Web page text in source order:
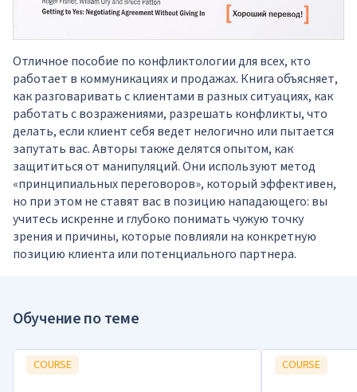
Отличное пособие по конфликтологии для всех, кто
работает в коммуникациях и продажах. Книга объясняет,
как разговаривать с клиентами в разных ситуациях, как
работать с возражениями, разрешать конфликты, что
делать, если клиент себя ведет нелогично или пытается
запутать вас. Авторы также делятся опытом, как
защититься от манипуляций. Они используют метод
«принципиальных переговоров», который эффективен,
но при этом не ставят вас в позицию нападающего: вы
учитесь искренне и глубоко понимать чужую точку
зрения и причины, которые повлияли на конкретную
позицию клиента или потенциального партнера.
Обучение по теме
COURSE COURSE